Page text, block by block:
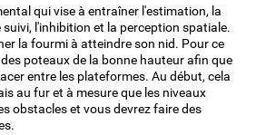
qui vise à entraîner l'estimation, la
l'inhibition et la perception spatiale.
la fourmi à atteindre son nid. Pour ce
poteaux de la bonne hauteur afin que
entre les plateformes. Au début, cela
au fur et à mesure que les niveaux
obstacles et vous devrez faire des